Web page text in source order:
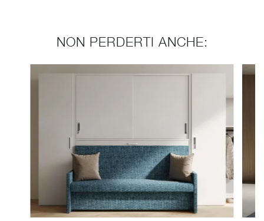
NON PERDERTI ANCHE: